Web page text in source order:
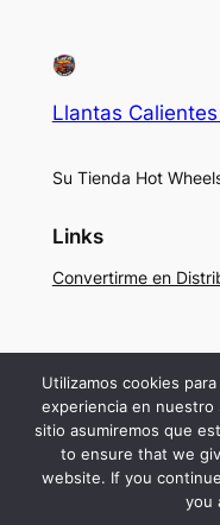
Llantas Calientes
Su Tienda Hot
Links
Convertirme en
Social
Facebook
Instagram
TikTok
Utilizamos cookies
experiencia en
sitio asumiremos que
to ensure that we
website. If you
you